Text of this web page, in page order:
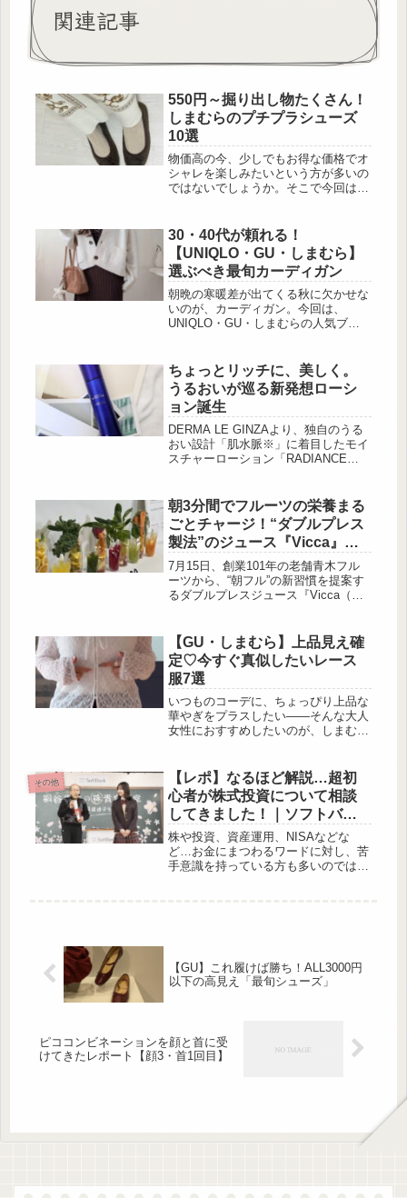
関連記事
550円～掘り出し物たくさん！
しまむらのプチプラシューズ
10選
物価高の今、少しでもお得な価格でオ
シャレを楽しみたいという方が多いの
ではないでしょうか。そこで今回は、
も豊富なので、足元からオシャレを楽
しみたい♡と考えている方は見逃し厳
禁ですよ。
30・40代が頼れる！
【UNIQLO・GU・しまむら】
選ぶべき最旬カーディガン
朝晩の寒暖差が出てくる秋に欠かせな
いのが、カーディガン。今回は、
UNIQLO・GU・しまむらの人気ブラ
ンド感がありつつ、シンプルで大人っ
ぽいデザインが魅力。オンオフ問わず
着回せるうえに、羽織るだけで“こな
れ感”が手に入るアイテムばかりで
す。お仕事にも週末のおでかけにもぴ
ったりな、秋の新定番カーデをぜひチ
ェックしてみてください♡羽織るだけ
で自然と抜け感が出るリラックスシル
ちょっとリッチに、美しく。
うるおいが巡る新発想ローシ
ョン誕生
DERMA LE GINZAより、独自のうる
おい設計「肌水脈※」に着目したモイ
スチャーローション「RADIANCE
て、”受け入れ […]
朝3分間でフルーツの栄養まる
ごとチャージ！“ダブルプレス
製法”のジュース『Vicca』が
定期便で新登場！
7月15日、創業101年の老舗青木フル
ーツから、“朝フル”の新習慣を提案す
るダブルプレスジュース『Vicca（ヴ
り、フルーツや野菜の栄養と風味をそ
のまま閉じ込めたジュースが、冷蔵便
のサブスクであなたの家に届きます。
「おいしく、手軽に、キレイを育てた
い」そんな現代人にぴったりのフルー
ツ習慣が誕生したので、是非最後まで
読んでみてくださいね♡毎朝3分、フ
ルーツの力で始まる“朝フル生活”...
【GU・しまむら】上品見え確
定♡今すぐ真似したいレース
服7選
いつものコーデに、ちょっぴり上品な
華やぎをプラスしたい——そんな大人
女性におすすめしたいのが、しまむ
ら、プチプラでも一気に垢抜けた雰囲
気が叶 […]
その他
【レポ】なるほど解説…超初
心者が株式投資について相談
してきました！｜ソフトバン
ク主催イベント「桐谷先生の
株青空教室~この春、投資迷子
を卒業~」
株や投資、資産運用、NISAなどな
ど…お金にまつわるワードに対し、苦
手意識を持っている方も多いのではな
に株式投資初心者のみなさんが聞きた
いであろう質問を相談してきましたよ
【GU】これ履けば勝ち！ALL3000円
以下の高見え「最旬シューズ」
ピココンビネーションを顔と首に受
けてきたレポート【顔3・首1回目】